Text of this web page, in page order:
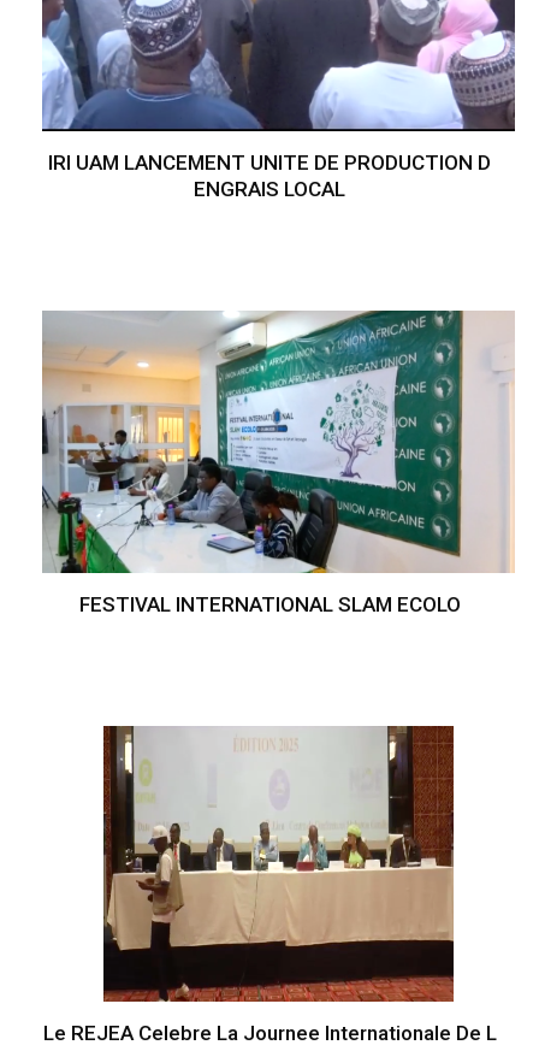
IRI UAM LANCEMENT UNITE DE PRODUCTION D
ENGRAIS LOCAL
FESTIVAL INTERNATIONAL SLAM ECOLO
Le REJEA Celebre La Journee Internationale De L